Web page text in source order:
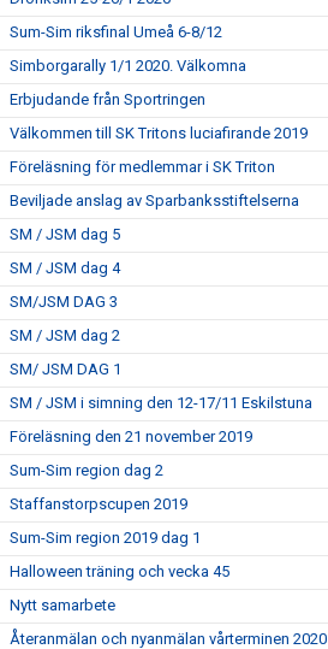
Sum-Sim riksfinal Umeå 6-8/12
Simborgarally 1/1 2020. Välkomna
Erbjudande från Sportringen
Välkommen till SK Tritons luciafirande 2019
Föreläsning för medlemmar i SK Triton
Beviljade anslag av Sparbanksstiftelserna
SM / JSM dag 5
SM / JSM dag 4
SM/JSM DAG 3
SM / JSM dag 2
SM/ JSM DAG 1
SM / JSM i simning den 12-17/11 Eskilstuna
Föreläsning den 21 november 2019
Sum-Sim region dag 2
Staffanstorpscupen 2019
Sum-Sim region 2019 dag 1
Halloween träning och vecka 45
Nytt samarbete
Återanmälan och nyanmälan vårterminen 2020